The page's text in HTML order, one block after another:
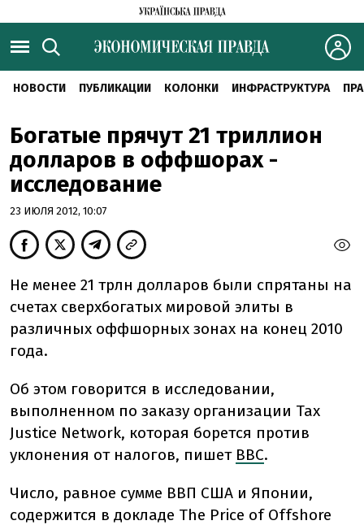
НОВОСТИ ПУБЛИКАЦИИ КОЛОНКИ ИНФРАСТРУКТУРА
Богатые прячут 21 триллион
долларов в оффшорах -
исследование
23 ИЮЛЯ 2012, 10:07
Не менее 21 трлн долларов были спрятаны на
счетах сверхбогатых мировой элиты в
различных оффшорных зонах на конец 2010
года.
Об этом говорится в исследовании,
выполненном по заказу организации Tax
Justice Network, которая борется против
уклонения от налогов, пишет ВВС.
Число, равное сумме ВВП США и Японии,
содержится в докладе The Price of Offshore